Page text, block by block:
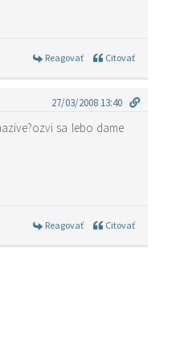
Reagovať Citovať
27/03/2008 13:40
sa lebo dame
Reagovať Citovať